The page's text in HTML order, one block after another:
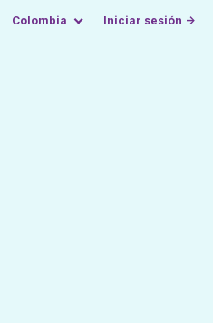
Colombia Iniciar sesión →